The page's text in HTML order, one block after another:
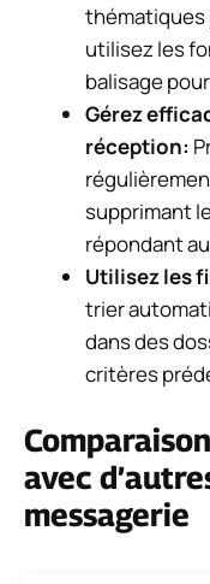
thématiques
utilisez les
balisage
Gérez
réception:
supprimant
répondant
Utilisez les
trier
dans des
critères
avec
messagerie